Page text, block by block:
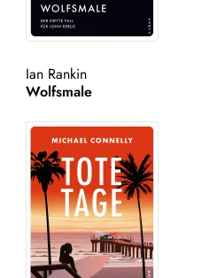
Ian Rankin
Wolfsmale